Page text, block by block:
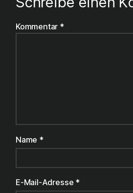
Kommentar *
Name *
E-Mail-Adresse *